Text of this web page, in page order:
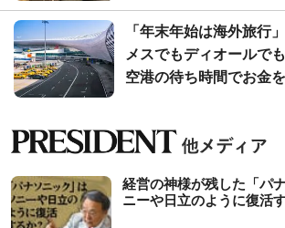
「年末年始は海外旅行
メスでもディオールで
空港の待ち時間でお金
経営の神様が残した「パ
ニーや日立のように復活